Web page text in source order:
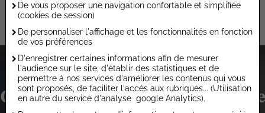
Contactez-nous et commencez votre
De vous proposer une navigation confortable et simplifiée
(cookies de session)
De personnaliser l'affichage et les fonctionnalités en fonction
de vos préférences
D'enregistrer certaines informations afin de mesurer
l'audience sur le site, d'établir des statistiques et de
permettre à nos services d'améliorer les contenus qui vous
sont proposés, de faciliter l'accès aux rubriques... (Utilisation
en autre du service d'analyse google Analytics).